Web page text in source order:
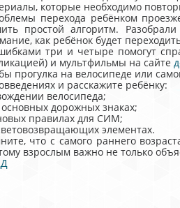
которые необходимо
перехода ребёнком
простой алгоритм.
как ребёнок будет
три и четыре помогут
и мультфильмы на сайте
прогулка на велосипеде или
и расскажите ребёнку:
велосипеда;
основных дорожных знаках;
правилах для СИМ;
элементах.
что с самого раннего
взрослым важно не только